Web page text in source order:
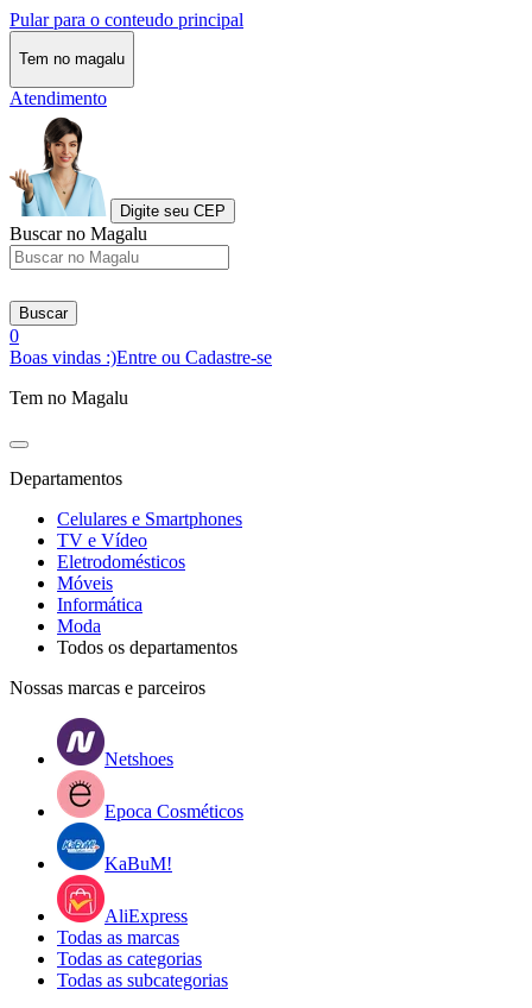
Pular para o conteudo principal
Tem no magalu
Atendimento
Digite seu CEP
Buscar no Magalu
Buscar
0
Boas vindas :)Entre ou Cadastre-se
Tem no Magalu
Departamentos
Celulares e Smartphones
TV e Vídeo
Eletrodomésticos
Móveis
Informática
Moda
Todos os departamentos
Nossas marcas e parceiros
Netshoes
Epoca Cosméticos
KaBuM!
AliExpress
Todas as marcas
Todas as categorias
Todas as subcategorias